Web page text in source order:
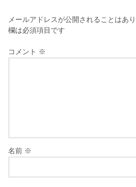
メールアドレスが公開されることはあり
欄は必須項目です
コメント ※
名前 ※